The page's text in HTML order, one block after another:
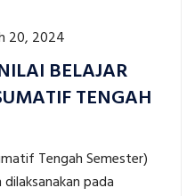
20, 2024
BELAJAR
TENGAH
Tengah Semester)
pada